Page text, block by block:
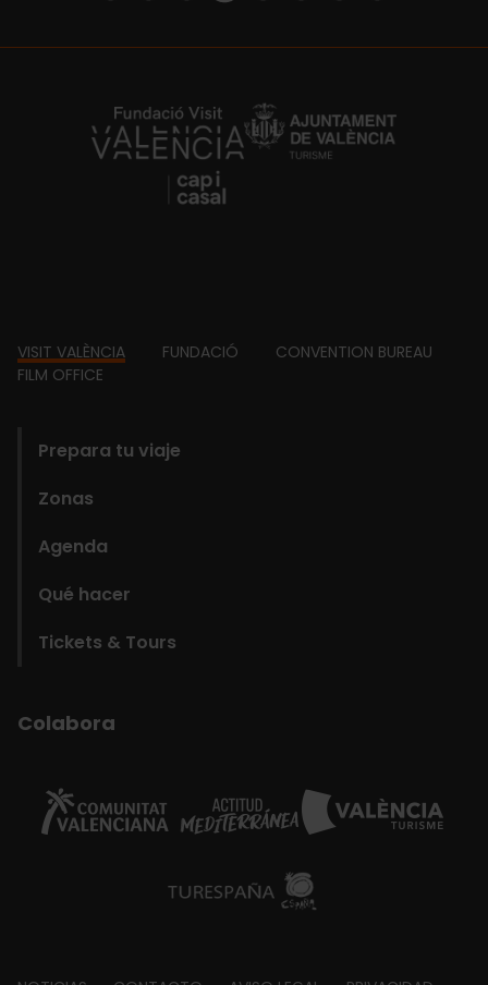
https://fundacion.visitvalencia.com/
Footer
VISIT VALÈNCIA FUNDACIÓ
CONVENTION BUREAU
FILM OFFICE
Prepara tu viaje
Zonas
Agenda
Qué hacer
Tickets & Tours
Colabora